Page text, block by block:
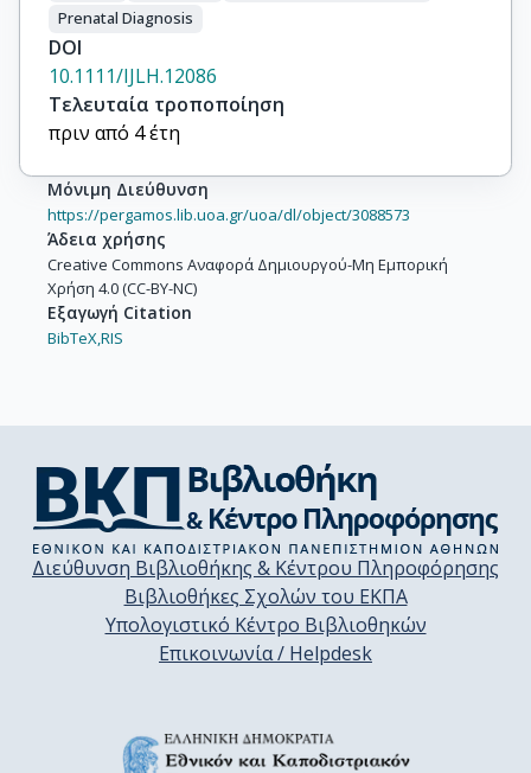
Prenatal Diagnosis
DOI
10.1111/IJLH.12086
Τελευταία τροποποίηση
πριν από 4 έτη
Μόνιμη Διεύθυνση
https://pergamos.lib.uoa.gr/uoa/dl/object/3088573
Άδεια χρήσης
Creative Commons Αναφορά Δημιουργού-Μη Εμπορική
Χρήση 4.0 (CC-BY-NC)
Εξαγωγή Citation
BibTeX, RIS
Διεύθυνση Βιβλιοθήκης & Κέντρου Πληροφόρησης
Βιβλιοθήκες Σχολών του ΕΚΠΑ
Υπολογιστικό Κέντρο Βιβλιοθηκών
Επικοινωνία / Helpdesk